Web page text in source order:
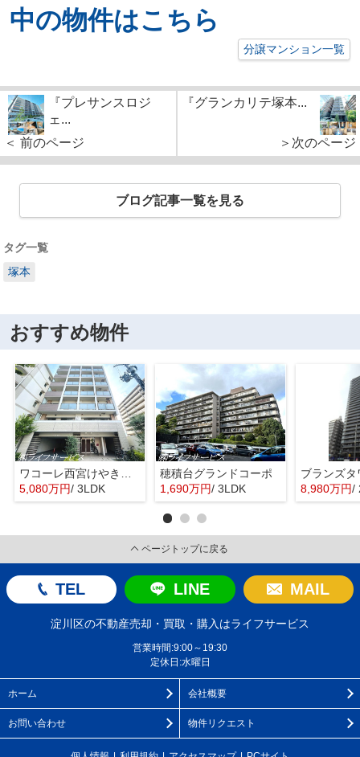
中の物件はこちら
分譲マンション一覧
『プレサンスロジ
ェ...
＜ 前のページ
『グランカリテ塚本...
＞次のページ
ブログ記事一覧を見る
タグ一覧
塚本
おすすめ物件
5,080万円/ 3LDK
穂積台グランドコーポ
1,690万円/ 3LDK 8,980万円/
ページトップに戻る
TEL LINE MAIL
淀川区の不動産売却・買取・購入はライフサービス
営業時間:9:00～19:30
定休日:水曜日
ホーム 会社概要
お問い合わせ 物件リクエスト